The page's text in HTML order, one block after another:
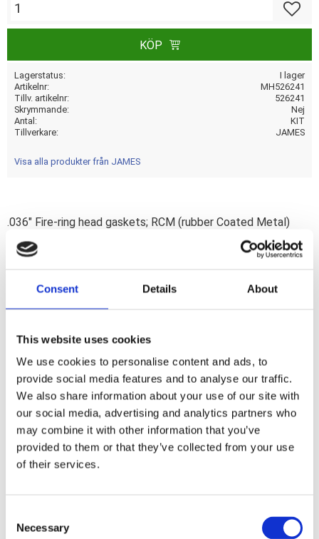
Consent Details About
This website uses cookies
We use cookies to personalise content and ads, to
provide social media features and to analyse our traffic.
We also share information about your use of our site with
our social media, advertising and analytics partners who
may combine it with other information that you’ve
provided to them or that they’ve collected from your use
of their services.
Necessary
KÖP
Lagerstatus
I lager
Artikelnr
MH526241
Tillv. artikelnr
526241
Skrymmande
Nej
Antal
KIT
Tillverkare
JAMES
Visa alla produkter från JAMES
.036" Fire-ring head gaskets; RCM (rubber Coated Metal)
rocker base and rocker cover gaskets. Includes all gaskets;
seals and o-rings for a top end rebuild.
a
c
e
b
o
o
k
Omdömen
Du
Bli den första att lämna ett omdöme.